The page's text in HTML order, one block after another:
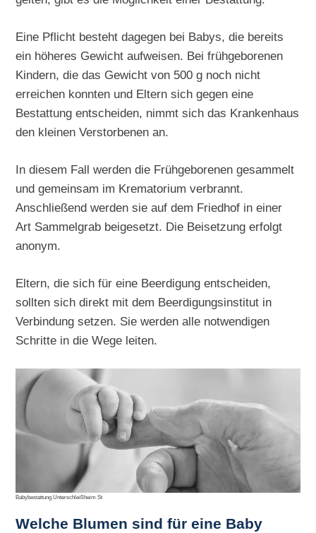
Eine Pflicht besteht dagegen bei Babys, die bereits
ein höheres Gewicht aufweisen. Bei frühgeborenen
Kindern, die das Gewicht von 500 g noch nicht
erreichen konnten und Eltern sich gegen eine
Bestattung entscheiden, nimmt sich das Krankenhaus
den kleinen Verstorbenen an.
In diesem Fall werden die Frühgeborenen gesammelt
und gemeinsam im Krematorium verbrannt.
Anschließend werden sie auf dem Friedhof in einer
Art Sammelgrab beigesetzt. Die Beisetzung erfolgt
anonym.
Eltern, die sich für eine Beerdigung entscheiden,
sollten sich direkt mit dem Beerdigungsinstitut in
Verbindung setzen. Sie werden alle notwendigen
Schritte in die Wege leiten.
Babybestattung Unterschleißheim St
Welche Blumen sind für eine Baby